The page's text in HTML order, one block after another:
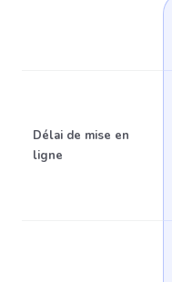
Délai de mise en
ligne